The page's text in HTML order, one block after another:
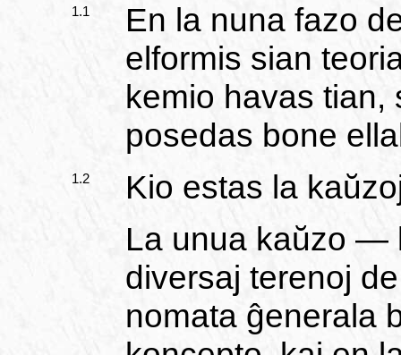
1.1
En la nuna fazo
elformis sian
kemio havas
posedas bone
1.2
Kio estas la
La unua kaŭzo —
diversaj terenoj
nomata ĝenerala